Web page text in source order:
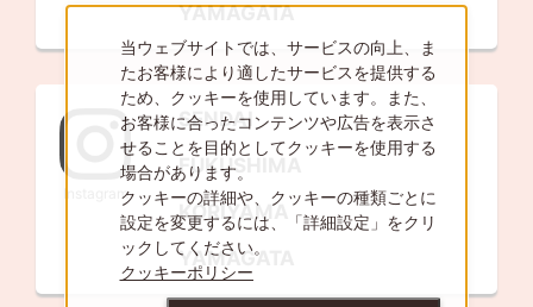
▶YAMAGATA
Instagram
▶SENDAI
▶FUKUSHIMA
▶KORIYAMA
▶YAMAGATA
当ウェブサイトでは、サービスの向上、ま
たお客様により適したサービスを提供する
ため、クッキーを使用しています。また、
お客様に合ったコンテンツや広告を表示さ
せることを目的としてクッキーを使用する
場合があります。
クッキーの詳細や、クッキーの種類ごとに
設定を変更するには、「詳細設定」をクリ
ックしてください。
クッキーポリシー